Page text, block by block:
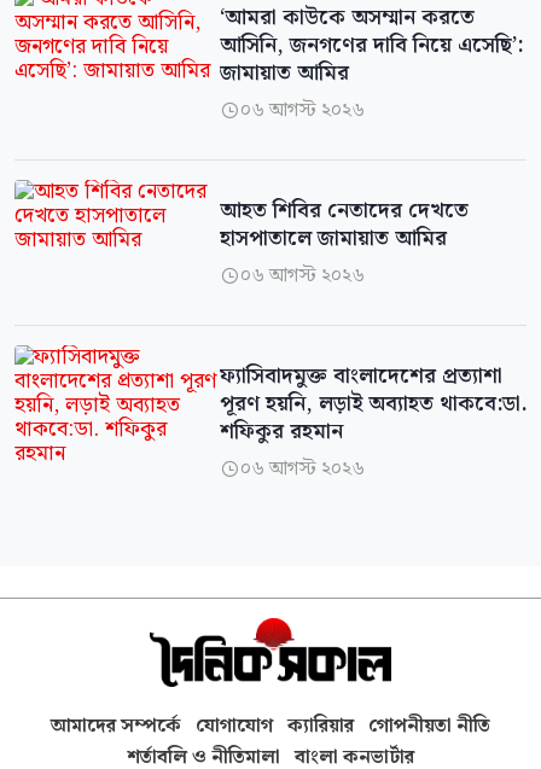
‘আমরা কাউকে অসম্মান করতে
আসিনি, জনগণের দাবি নিয়ে এসেছি’:
জামায়াত আমির
০৬ আগস্ট ২০২৬
আহত শিবির নেতাদের দেখতে
হাসপাতালে জামায়াত আমির
০৬ আগস্ট ২০২৬
ফ্যাসিবাদমুক্ত বাংলাদেশের প্রত্যাশা
পূরণ হয়নি, লড়াই অব্যাহত থাকবে:ডা.
শফিকুর রহমান
০৬ আগস্ট ২০২৬
আমাদের সম্পর্কে যোগাযোগ ক্যারিয়ার গোপনীয়তা নীতি
শর্তাবলি ও নীতিমালা বাংলা কনভার্টার